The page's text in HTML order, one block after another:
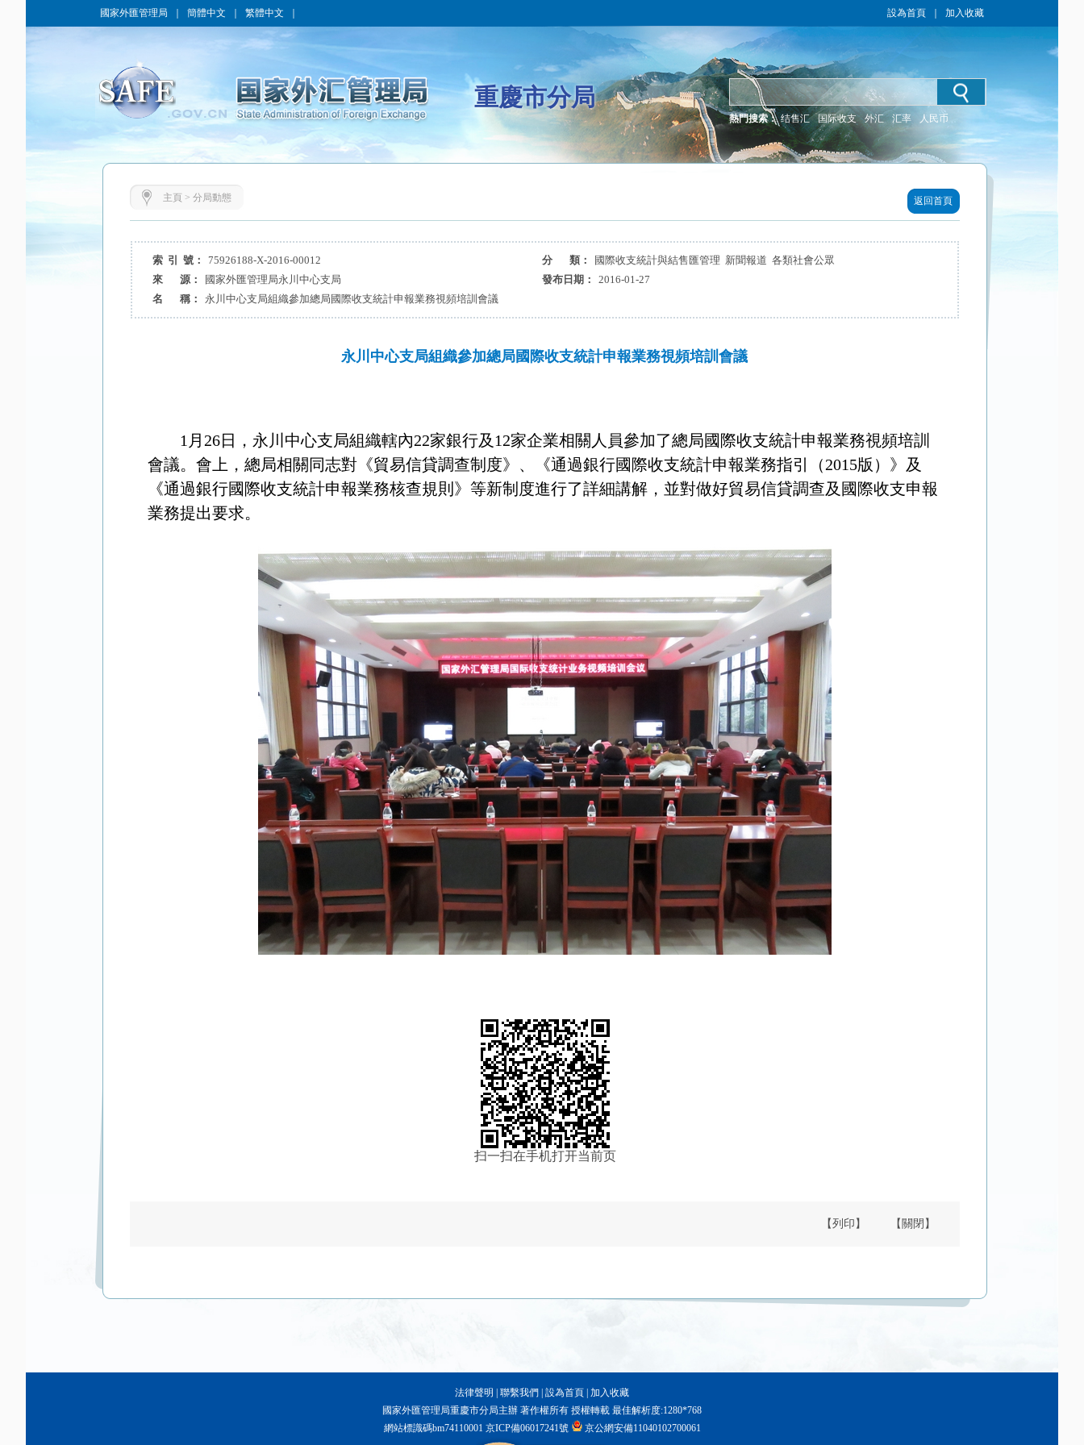
國家外匯管理局 簡體中文 繁體中文 設為首頁 加入收藏
重慶市分局
熱門搜索： 结售汇 国际收支 外汇 汇率 人民币
主頁 > 分局動態 返回首頁
索 引 號： 75926188-X-2016-00012 分 類：
國際收支統計與結售匯管理 新聞報道 各類社會公眾
來 源：
國家外匯管理局永川中心支局 發布日期：
2016-01-27
名 稱：
永川中心支局組織參加總局國際收支統計申報業務視頻培訓會議
永川中心支局組織參加總局國際收支統計申報業務視頻培訓會議
1月26日，永川中心支局組織轄內22家銀行及12家企業相關人員參加了總局國際收支統計申報業務視頻培訓
會議。會上，總局相關同志對《貿易信貸調查制度》、《通過銀行國際收支統計申報業務指引（2015版）》及
《通過銀行國際收支統計申報業務核查規則》等新制度進行了詳細講解，並對做好貿易信貸調查及國際收支申報
業務提出要求。
扫一扫在手机打开当前页
【列印】 【關閉】
法律聲明 聯繫我們 設為首頁 加入收藏
國家外匯管理局重慶市分局主辦 著作權所有 授權轉載 最佳解析度:1280*768
網站標識碼bm74110001京ICP備06017241號 京公網安備11040102700061